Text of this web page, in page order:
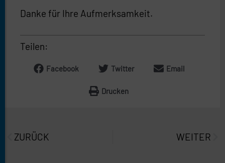
Danke für Ihre Aufmerksamkeit.
Teilen:
Facebook Twitter Email
Drucken
ZURÜCK WEITER